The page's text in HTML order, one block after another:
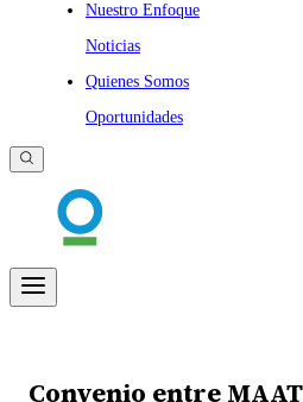
Nuestro Enfoque
Noticias
Quienes Somos
Oportunidades
Convenio entre